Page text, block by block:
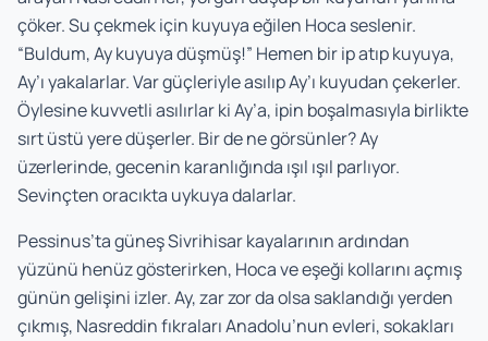
çöker. Su çekmek için kuyuya eğilen Hoca seslenir.
“Buldum, Ay kuyuya düşmüş!” Hemen bir ip atıp kuyuya,
Ay’ı yakalarlar. Var güçleriyle asılıp Ay’ı kuyudan çekerler.
Öylesine kuvvetli asılırlar ki Ay’a, ipin boşalmasıyla birlikte
sırt üstü yere düşerler. Bir de ne görsünler? Ay
üzerlerinde, gecenin karanlığında ışıl ışıl parlıyor.
Sevinçten oracıkta uykuya dalarlar.
Pessinus’ta güneş Sivrihisar kayalarının ardından
yüzünü henüz gösterirken, Hoca ve eşeği kollarını açmış
günün gelişini izler. Ay, zar zor da olsa saklandığı yerden
çıkmış, Nasreddin fıkraları Anadolu’nun evleri, sokakları